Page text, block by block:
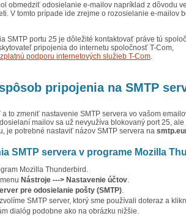
obmedziť odosielanie e-mailov napríklad z dôvodu
V tomto prípade ide zrejme o rozosielanie e-mailov
SMTP portu 25 je dôležité kontaktovať práve tú
pripojenia do internetu spoločnosť T-Com,
podporu internetových služieb T-Com.
pripojenia na SMTP
to zmeniť nastavenie SMTP servera vo vašom
mailov sa už nevyužíva blokovaný port 25,
je potrebné nastaviť názov SMTP servera na
SMTP servera v programe Mozilla
Mozilla Thunderbird.
Nástroje ---> Nastavenie účtov.
pre odosielanie pošty (SMTP).
SMTP server, ktorý sme používali doteraz a
dialóg podobne ako na obrázku nižšie.